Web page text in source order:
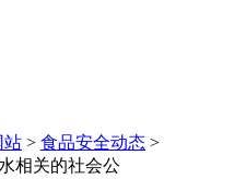
站 > 食品安全动态 >
相关的社会公